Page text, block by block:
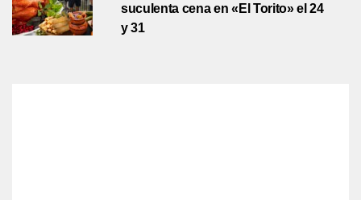
suculenta cena en «El Torito» el 24
y 31